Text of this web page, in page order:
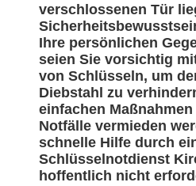
verschlossenen Tür
Ihre persönlichen
seien Sie vorsichtig
von Schlüsseln, um
Diebstahl zu
einfachen
Notfälle vermieden
schnelle Hilfe durch
Schlüsselnotdienst
hoffentlich nicht